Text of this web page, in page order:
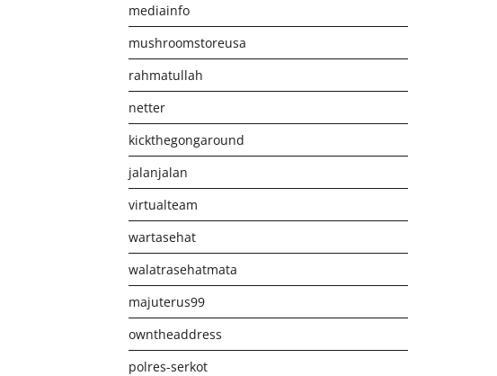
mediainfo
mushroomstoreusa
rahmatullah
netter
kickthegongaround
jalanjalan
virtualteam
wartasehat
walatrasehatmata
majuterus99
owntheaddress
polres-serkot